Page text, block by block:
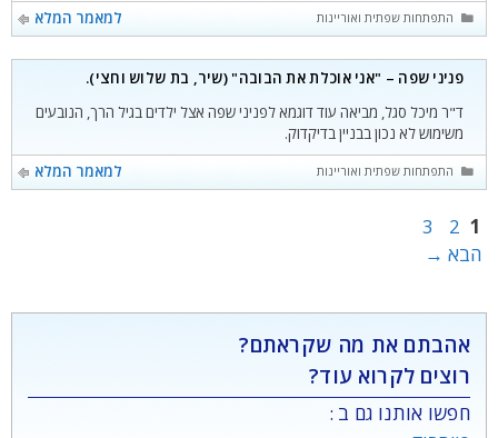
למאמר המלא
קטגוריות
התפתחות שפתית ואוריינות
פניני שפה – "אני אוכלת את הבובה" (שיר, בת שלוש וחצי).
ד"ר מיכל סגל, מביאה עוד דוגמא לפניני שפה אצל ילדים בגיל הרך, הנובעים
משימוש לא נכון בבניין בדיקדוק.
למאמר המלא
קטגוריות
התפתחות שפתית ואוריינות
עמוד
1 עמוד
2 עמוד
3
הבא →
אהבתם את מה שקראתם?
רוצים לקרוא עוד?
חפשו אותנו גם ב :